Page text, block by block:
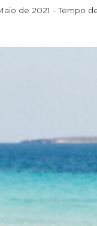
de 2021 - Tempo